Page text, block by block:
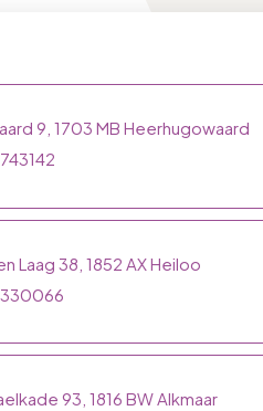
9, 1703 MB Heerhugowaard
Laag 38, 1852 AX Heiloo
93, 1816 BW Alkmaar